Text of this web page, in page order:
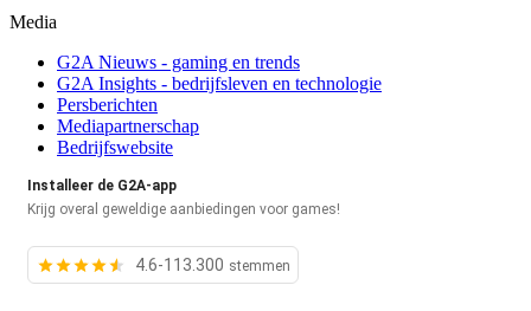
Media
G2A Nieuws - gaming en trends
G2A Insights - bedrijfsleven en technologie
Persberichten
Mediapartnerschap
Bedrijfswebsite
Installeer de G2A-app
Krijg overal geweldige aanbiedingen voor games!
4.6-113.300 stemmen